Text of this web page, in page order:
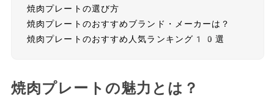
焼肉プレートの選び方
焼肉プレートのおすすめブランド・メーカーは？
焼肉プレートのおすすめ人気ランキング10選
焼肉プレートの魅力とは？